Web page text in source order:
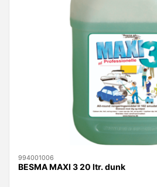
994001006
BESMA MAXI 3 20 ltr. dunk